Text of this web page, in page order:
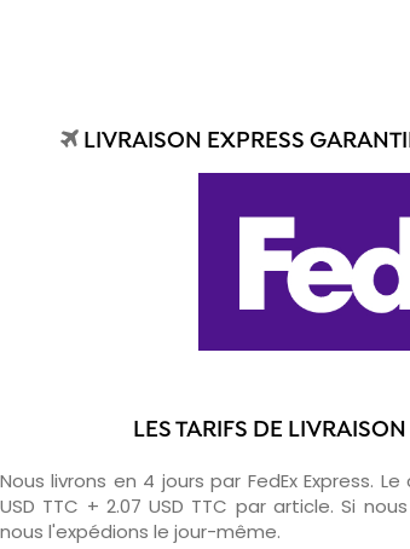
LIVRAISON EXPRESS
LES TARIFS DE
Nous livrons en 4 jours par FedEx Express.
USD TTC + 2.07 USD TTC par article. Si
nous l'expédions le jour-même.